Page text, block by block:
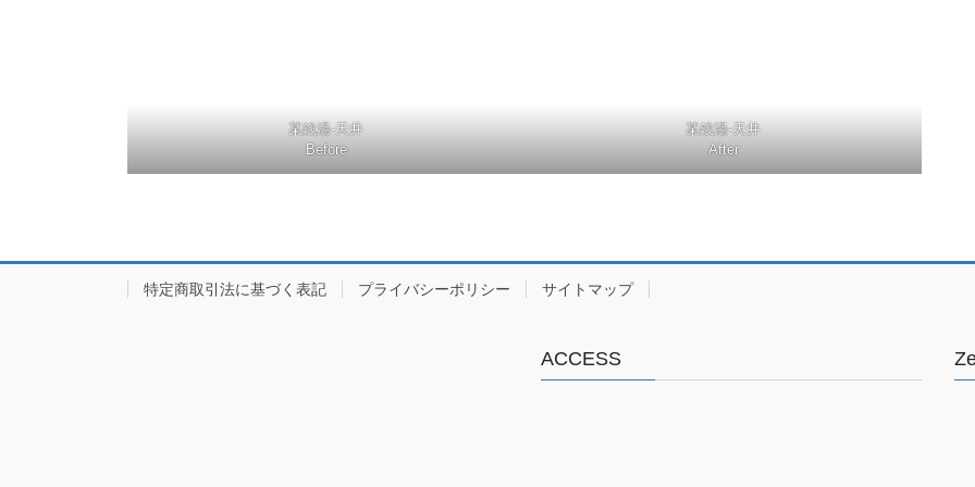
某銭湯-天井
Before
某銭湯-天井
After
特定商取引法に基づく表記 プライバシーポリシー サイトマップ
ACCESS